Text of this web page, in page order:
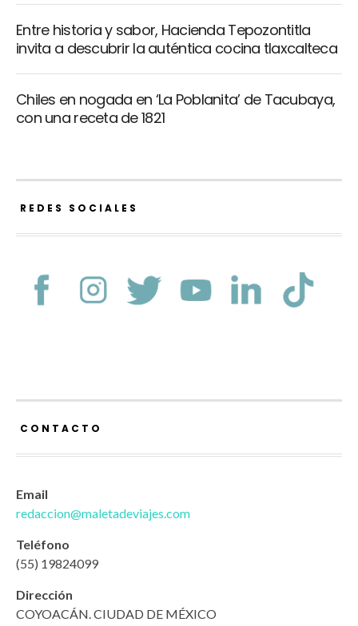
Entre historia y sabor, Hacienda Tepozontitla
invita a descubrir la auténtica cocina tlaxcalteca
Chiles en nogada en ‘La Poblanita’ de Tacubaya,
con una receta de 1821
REDES SOCIALES
CONTACTO
Email
redaccion@maletadeviajes.com
Teléfono
(55) 19824099
Dirección
COYOACÁN. CIUDAD DE MÉXICO